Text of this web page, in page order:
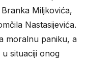
Miljkovića,
Nastasijevića.
moralnu paniku, a
situaciji onog